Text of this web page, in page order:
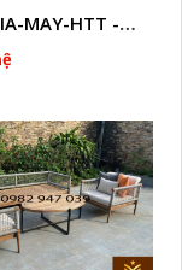
SOFA-GIA-MAY-HTT - S61 COPY